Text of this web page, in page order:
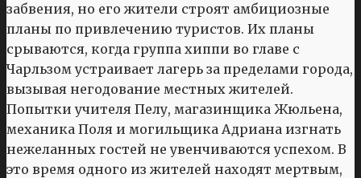
забвения, но его жители строят амбициозные
планы по привлечению туристов. Их планы
срываются, когда группа хиппи во главе с
Чарльзом устраивает лагерь за пределами города,
вызывая негодование местных жителей.
Попытки учителя Пелу, магазинщика Жюльена,
механика Поля и могильщика Адриана изгнать
нежеланных гостей не увенчиваются успехом. В
это время одного из жителей находят мертвым,